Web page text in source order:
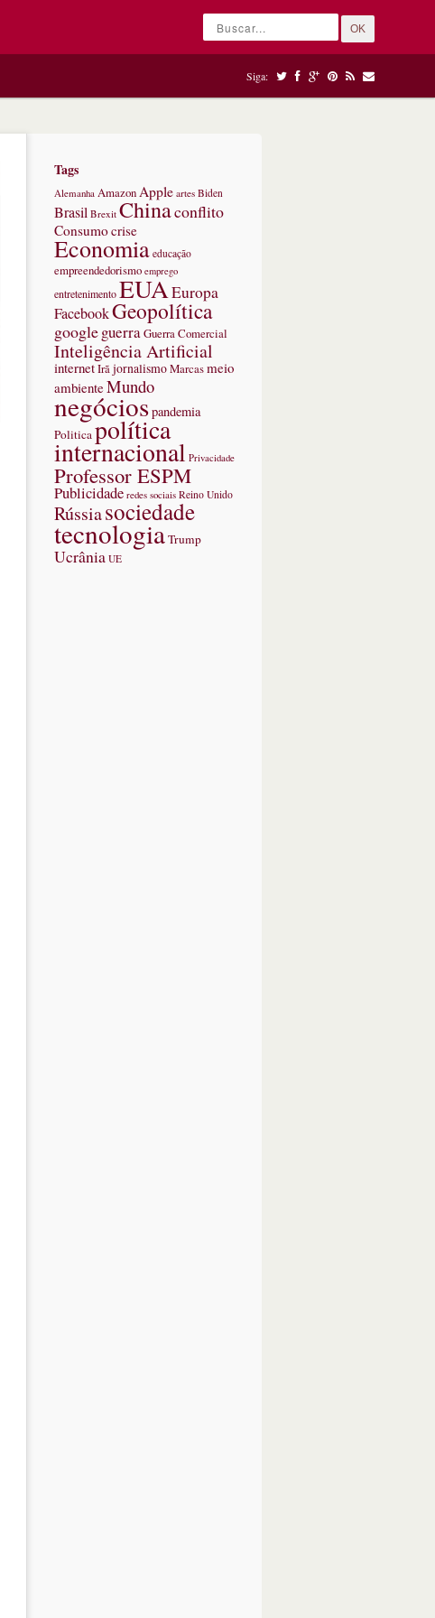
OK
Siga:
Tags
Alemanha Amazon Apple artes Biden
Brasil Brexit Chinaconflito
Consumocrise
Economia educação
empreendedorismo emprego
entretenimentoEUAEuropa
FacebookGeopolítica
googleguerraGuerra Comercial
Inteligência Artificial
internetIrãjornalismoMarcasmeio
ambienteMundo
negóciospandemia
Politicapolítica
internacional Privacidade
Professor ESPM
Publicidade redes sociais Reino Unido
Rússiasociedade
tecnologiaTrump
Ucrânia UE